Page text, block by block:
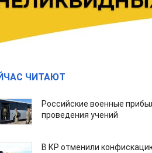
ЧИТАЮТ
Российские военные
проведения учений
В КР отменили